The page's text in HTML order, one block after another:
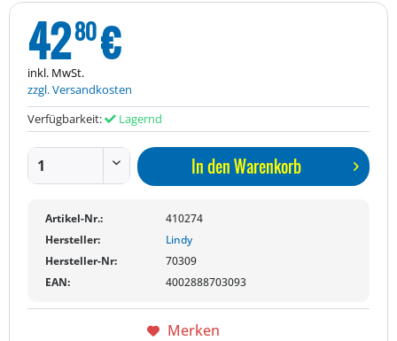
4280€
inkl. MwSt.
zzgl. Versandkosten
Verfügbarkeit:
Lagernd
In denWarenkorb
Artikel-Nr.:
410274
Hersteller:
Lindy
Hersteller-Nr:
70309
EAN:
4002888703093
Merken